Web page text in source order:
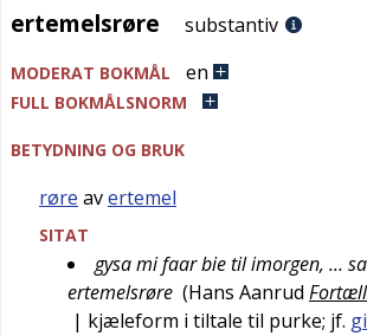
ertemelsrøre
ertemelsrøre substantiv
MODERAT BOKMÅL en
FULL BOKMÅLSNORM
BETYDNING OG BRUK
røre avertemel
SITAT
gysa mi faar bie til imorgen, …
ertemelsrøre (Hans Aanrud
| kjæleform i tiltale til purke; jf.